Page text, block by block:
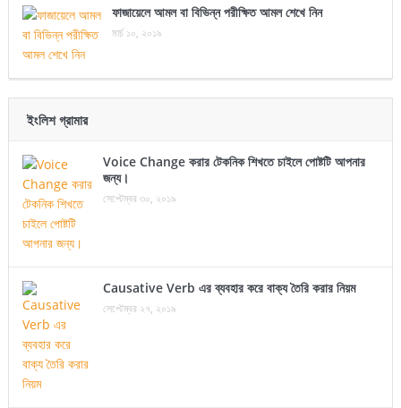
ফাজায়েলে আমল বা বিভিন্ন পরীক্ষিত আমল শেখে নিন
মার্চ ১০, ২০১৯
ইংলিশ গ্রামার
Voice Change করার টেকনিক শিখতে চাইলে পোষ্টটি আপনার
জন্য।
সেপ্টেম্বর ৩০, ২০১৯
Causative Verb এর ব্যবহার করে বাক্য তৈরি করার নিয়ম
সেপ্টেম্বর ২৭, ২০১৯